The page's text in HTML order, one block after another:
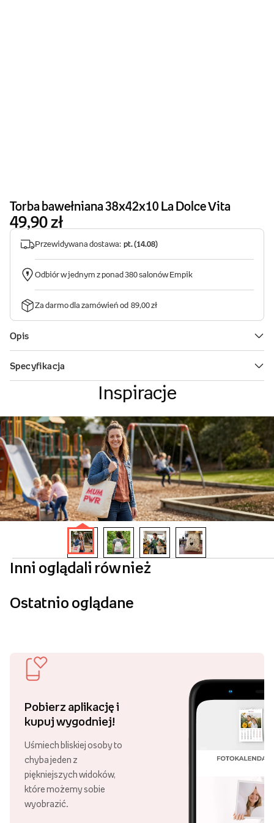
Inspiracje
Inni oglądali również
Ostatnio oglądane
Pobierz aplikację i
kupuj wygodniej!
Uśmiech bliskiej osoby to
chyba jeden z
piękniejszych widoków,
które możemy sobie
wyobrazić.